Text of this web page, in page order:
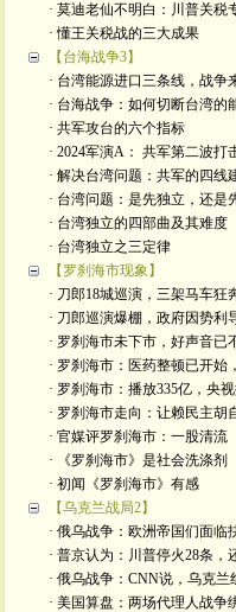
· 莫迪老仙不明白：川普关税
· 懂王关税战的三大成果
【台海战争3】
· 台湾能源进口三条线，战争
· 台海战争：如何切断台湾的
· 共军攻台的六个指标
· 2024军演A： 共军第二波打
· 解决台湾问题：共军的四线
· 台湾问题：是先独立，还是
· 台湾独立的四部曲及其难度
· 台湾独立之三定律
【罗刹海市现象】
· 刀郎18城巡演，三架马车狂
· 刀郎巡演爆棚，政府因势利
· 罗刹海市未下市，好声音已
· 罗刹海市：医药整顿已开始
· 罗刹海市：播放335亿，央
· 罗刹海市走向：让赖民主胡
· 官媒评罗刹海市：一股清流
· 《罗刹海市》是社会洗涤剂
· 初闻《罗刹海市》有感
【乌克兰战局2】
· 俄乌战争：欧洲帝国们面临
· 普京认为：川普停火28条，
· 俄乌战争：CNN说，乌克兰
· 美国算盘：两场代理人战争